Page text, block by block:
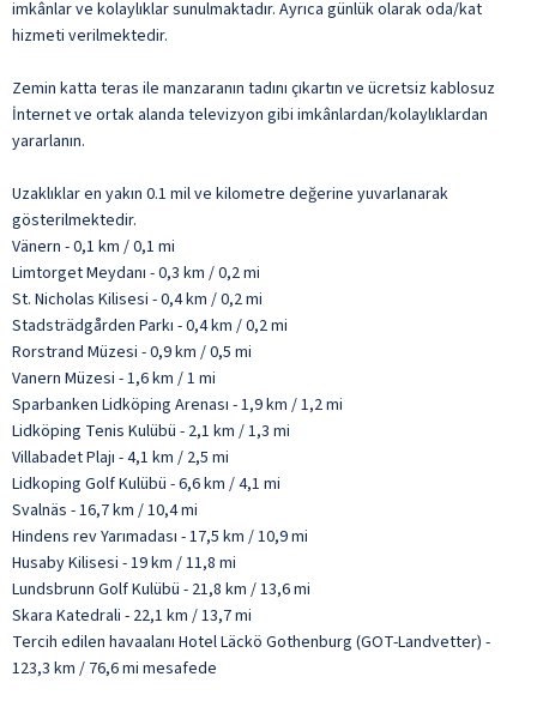
imkânlar ve kolaylıklar sunulmaktadır. Ayrıca günlük olarak oda/kat
hizmeti verilmektedir.
Zemin katta teras ile manzaranın tadını çıkartın ve ücretsiz kablosuz
İnternet ve ortak alanda televizyon gibi imkânlardan/kolaylıklardan
yararlanın.
Uzaklıklar en yakın 0.1 mil ve kilometre değerine yuvarlanarak
gösterilmektedir.
Vänern - 0,1 km / 0,1 mi
Limtorget Meydanı - 0,3 km / 0,2 mi
St. Nicholas Kilisesi - 0,4 km / 0,2 mi
Stadsträdgården Parkı - 0,4 km / 0,2 mi
Rorstrand Müzesi - 0,9 km / 0,5 mi
Vanern Müzesi - 1,6 km / 1 mi
Sparbanken Lidköping Arenası - 1,9 km / 1,2 mi
Lidköping Tenis Kulübü - 2,1 km / 1,3 mi
Villabadet Plajı - 4,1 km / 2,5 mi
Lidkoping Golf Kulübü - 6,6 km / 4,1 mi
Svalnäs - 16,7 km / 10,4 mi
Hindens rev Yarımadası - 17,5 km / 10,9 mi
Husaby Kilisesi - 19 km / 11,8 mi
Lundsbrunn Golf Kulübü - 21,8 km / 13,6 mi
Skara Katedrali - 22,1 km / 13,7 mi
Tercih edilen havaalanı Hotel Läckö Gothenburg (GOT-Landvetter) -
123,3 km / 76,6 mi mesafede